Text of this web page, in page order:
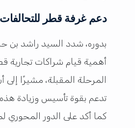
دعم غرفة قطر للتحالفات
بدوره، شدد السيد راشد بن
أهمية قيام شراكات تجارية
المرحلة المقبلة، مشيرًا إلى
تدعم بقوة تأسيس وزيادة
كما أكد على الدور المحوري